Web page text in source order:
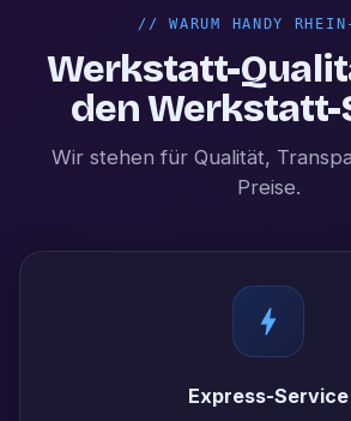
//WARUM HANDY
Werkstatt-
den Werkstatt-
Wir stehen für Qualität,
Preise.
Express-Service